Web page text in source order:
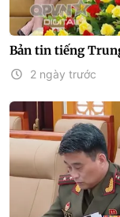
Bản tin tiếng
2 ngày trước